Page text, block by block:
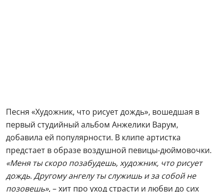
Песня «Художник, что рисует дождь», вошедшая в
первый студийный альбом Анжелики Варум,
добавила ей популярности. В клипе артистка
предстает в образе воздушной певицы-дюймовочки.
«Меня ты скоро позабудешь, художник, что рисует
дождь. Другому ангелу ты служишь и за собой не
позовешь», – хит про уход страсти и любви до сих